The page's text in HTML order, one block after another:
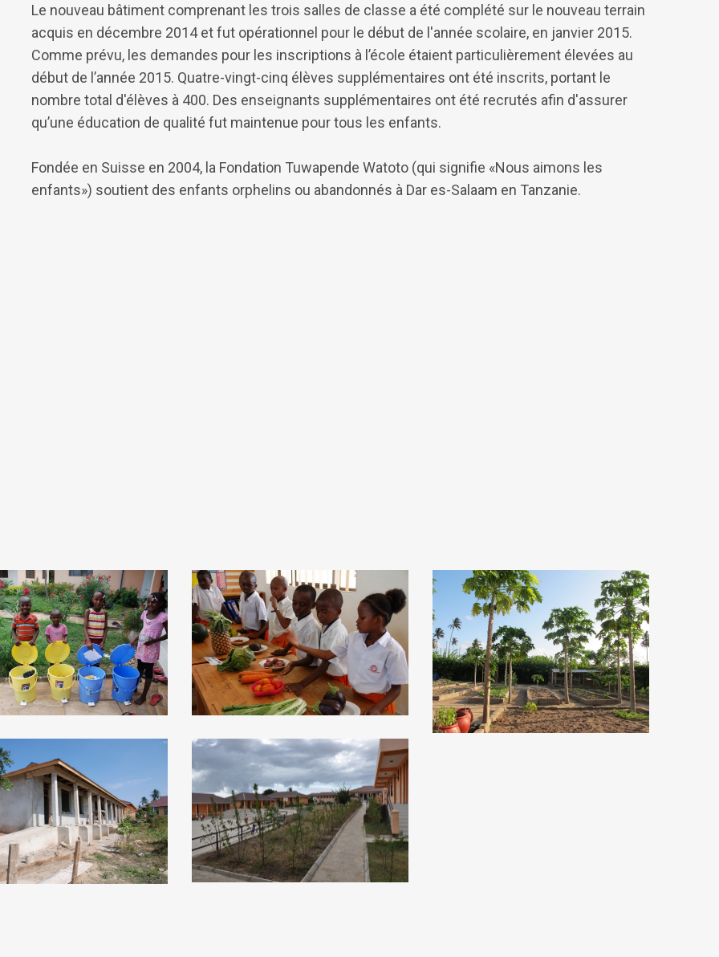
Le nouveau bâtiment comprenant les trois salles de classe a été complété sur le nouveau terrain
acquis en décembre 2014 et fut opérationnel pour le début de l'année scolaire, en janvier 2015.
Comme prévu, les demandes pour les inscriptions à l’école étaient particulièrement élevées au
début de l’année 2015. Quatre-vingt-cinq élèves supplémentaires ont été inscrits, portant le
nombre total d'élèves à 400. Des enseignants supplémentaires ont été recrutés afin d'assurer
qu’une éducation de qualité fut maintenue pour tous les enfants.
Fondée en Suisse en 2004, la Fondation Tuwapende Watoto (qui signifie «Nous aimons les
enfants») soutient des enfants orphelins ou abandonnés à Dar es-Salaam en Tanzanie.